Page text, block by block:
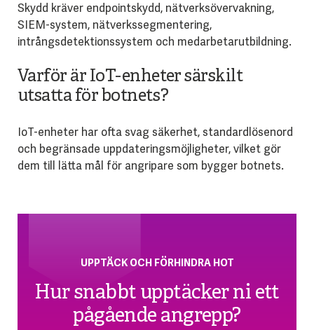
Skydd kräver endpointskydd, nätverksövervakning,
SIEM-system, nätverkssegmentering,
intrångsdetektionssystem och medarbetarutbildning.
Varför är IoT-enheter särskilt
utsatta för botnets?
IoT-enheter har ofta svag säkerhet, standardlösenord
och begränsade uppdateringsmöjligheter, vilket gör
dem till lätta mål för angripare som bygger botnets.
UPPTÄCK OCH FÖRHINDRA HOT
Hur snabbt upptäcker ni ett
pågående angrepp?